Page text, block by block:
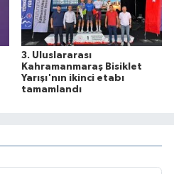
3. Uluslararası
Kahramanmaraş Bisiklet
Yarışı'nın ikinci etabı
tamamlandı